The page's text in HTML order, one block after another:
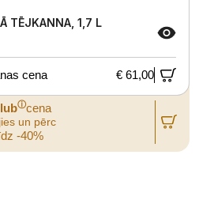
TĒJKANNA, 1,7 L
cena € 61,00
ⓘcena
un pērc
-40%